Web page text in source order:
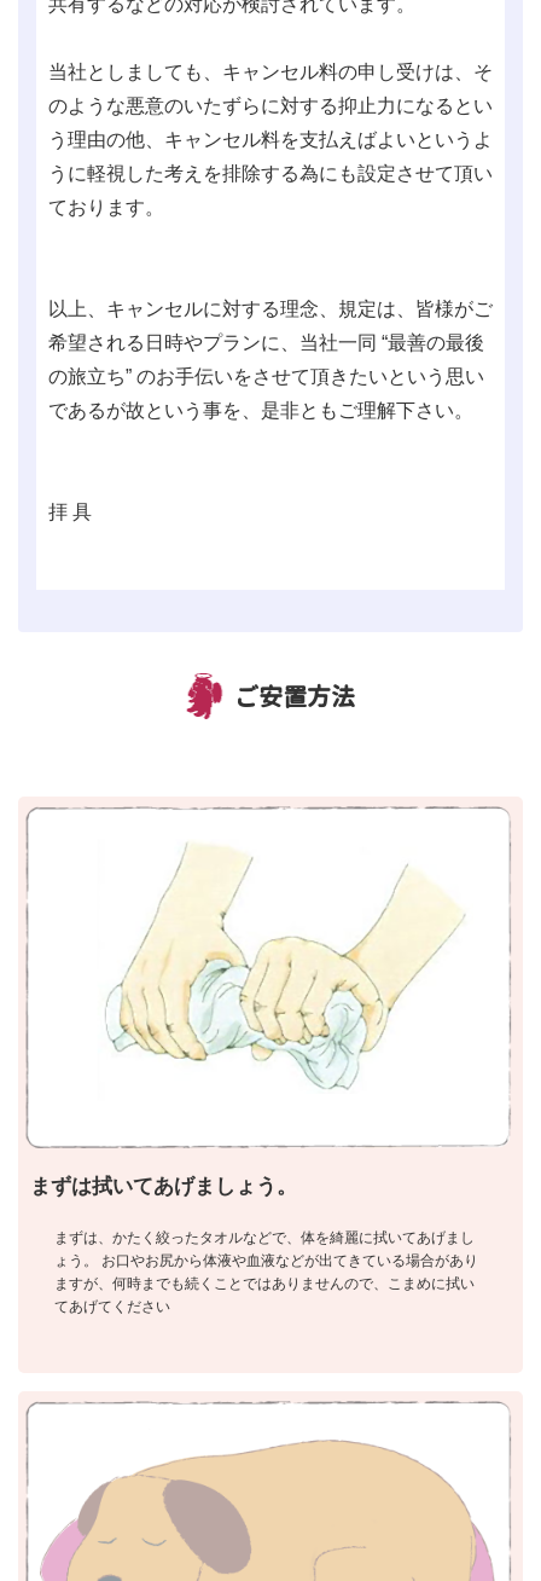
共有するなどの対応が検討されています。
当社としましても、キャンセル料の申し受けは、そ
のような悪意のいたずらに対する抑止力になるとい
う理由の他、キャンセル料を支払えばよいというよ
うに軽視した考えを排除する為にも設定させて頂い
ております。
以上、キャンセルに対する理念、規定は、皆様がご
希望される日時やプランに、当社一同 “最善の最後
の旅立ち” のお手伝いをさせて頂きたいという思い
であるが故という事を、是非ともご理解下さい。
拝 具
ご安置方法
まずは拭いてあげましょう。
まずは、かたく絞ったタオルなどで、体を綺麗に拭いてあげまし
ょう。 お口やお尻から体液や血液などが出てきている場合があり
ますが、何時までも続くことではありませんので、こまめに拭い
てあげてください